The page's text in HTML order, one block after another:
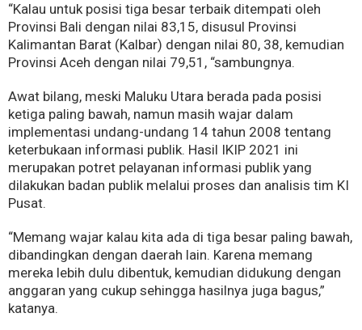
“Kalau untuk posisi tiga besar terbaik ditempati oleh
Provinsi Bali dengan nilai 83,15, disusul Provinsi
Kalimantan Barat (Kalbar) dengan nilai 80, 38, kemudian
Provinsi Aceh dengan nilai 79,51, “sambungnya.
Awat bilang, meski Maluku Utara berada pada posisi
ketiga paling bawah, namun masih wajar dalam
implementasi undang-undang 14 tahun 2008 tentang
keterbukaan informasi publik. Hasil IKIP 2021 ini
merupakan potret pelayanan informasi publik yang
dilakukan badan publik melalui proses dan analisis tim KI
Pusat.
“Memang wajar kalau kita ada di tiga besar paling bawah,
dibandingkan dengan daerah lain. Karena memang
mereka lebih dulu dibentuk, kemudian didukung dengan
anggaran yang cukup sehingga hasilnya juga bagus,”
katanya.